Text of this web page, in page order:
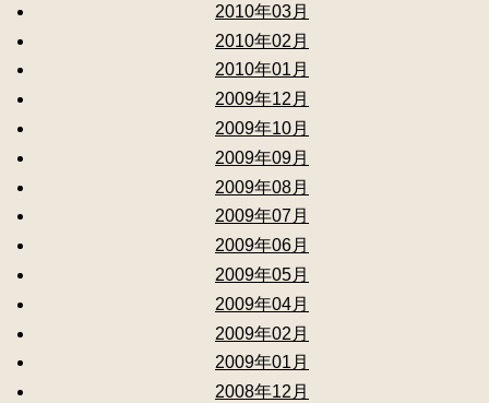
2010年03月
2010年02月
2010年01月
2009年12月
2009年10月
2009年09月
2009年08月
2009年07月
2009年06月
2009年05月
2009年04月
2009年02月
2009年01月
2008年12月